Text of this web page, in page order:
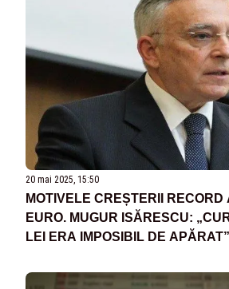
20 mai 2025, 15:50
MOTIVELE CREȘTERII RECORD
EURO. MUGUR ISĂRESCU:
LEI ERA IMPOSIBIL DE APĂRAT”